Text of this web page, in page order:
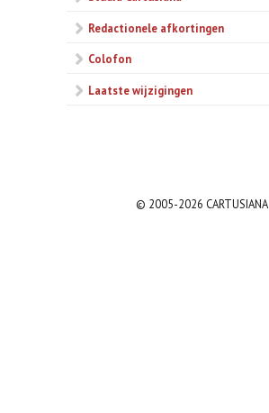
Redactionele afkortingen
Colofon
Laatste wijzigingen
© 2005-2026 CARTUSIANA